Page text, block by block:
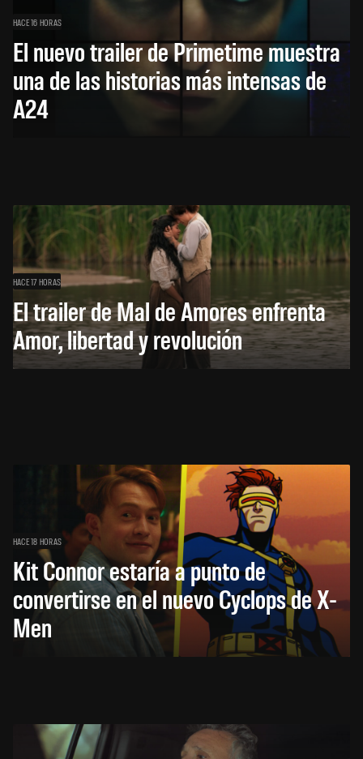
HACE 16 HORAS
El nuevo trailer de Primetime muestra
una de las historias más intensas de
A24
HACE 17 HORAS
El trailer de Mal de Amores enfrenta
Amor, libertad y revolución
HACE 18 HORAS
Kit Connor estaría a punto de
convertirse en el nuevo Cyclops de X-
Men